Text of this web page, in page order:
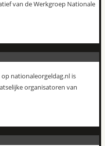
van de Werkgroep Nationale
nationaleorgeldag.nl is
organisatoren van